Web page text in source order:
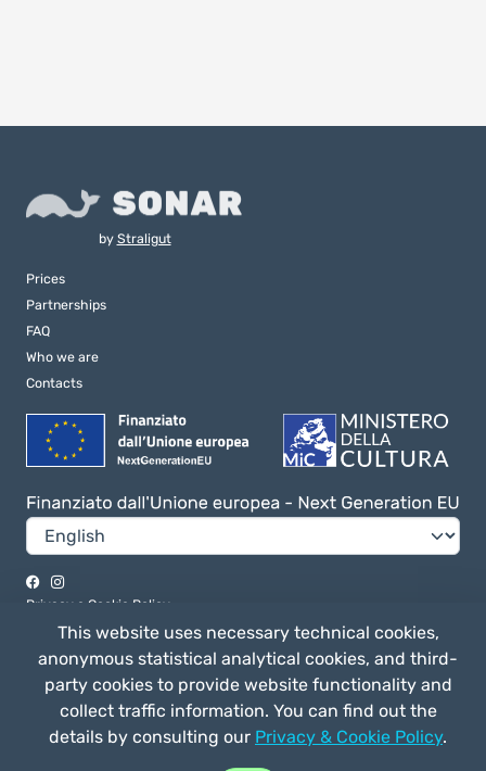
by Straligut
Prices
Partnerships
FAQ
Who we are
Contacts
Privacy e Cookie Policy
General terms of use
Straligut Associazione Impresa Sociale - Via Villa Canina 63/a 53014,
Ponte a Tressa (SI) Italia - C.F. 92041170520 - P. IVA 01163570524
This website uses necessary technical cookies,
anonymous statistical analytical cookies, and third-
party cookies to provide website functionality and
collect traffic information. You can find out the
details by consulting our Privacy & Cookie Policy.